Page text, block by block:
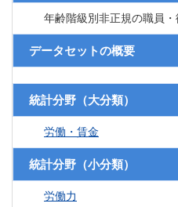
年齢階級別非正規の職員
データセットの概要
統計分野（大分類）
労働・賃金
統計分野（小分類）
労働力